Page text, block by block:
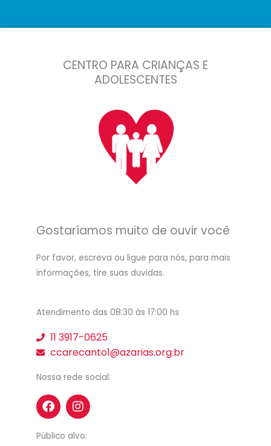
CENTRO PARA CRIANÇAS E
ADOLESCENTES
Gostaríamos muito de ouvir você
Por favor, escreva ou ligue para nós, para mais
informações, tire suas duvidas.
Atendimento das 08:30 às 17:00 hs
11 3917-0625
ccarecanto1@azarias.org.br
Nossa rede social:
F
a
c
e
I
n
s
t
Público alvo: